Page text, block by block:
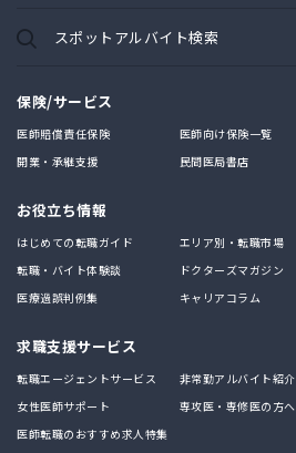
スポットアルバイト検索
保険/サービス
医師賠償責任保険
医師向け保険一覧
開業・承継支援
民間医局書店
お役立ち情報
はじめての転職ガイド
エリア別・転職市場
転職・バイト体験談
ドクターズマガジン
医療過誤判例集
キャリアコラム
求職支援サービス
転職エージェントサービス
非常勤アルバイト紹介
女性医師サポート
専攻医・専修医の方へ
医師転職のおすすめ求人特集